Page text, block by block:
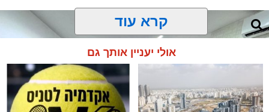
קרא עוד
אולי יעניין אותך גם